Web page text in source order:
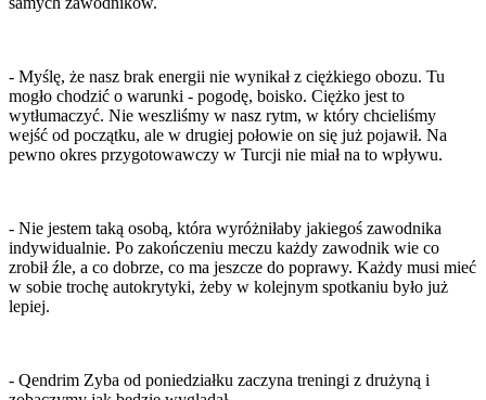
- Myślę, że nasz brak energii nie wynikał z ciężkiego obozu. Tu
mogło chodzić o warunki - pogodę, boisko. Ciężko jest to
wytłumaczyć. Nie weszliśmy w nasz rytm, w który chcieliśmy
wejść od początku, ale w drugiej połowie on się już pojawił. Na
pewno okres przygotowawczy w Turcji nie miał na to wpływu.
- Nie jestem taką osobą, która wyróżniłaby jakiegoś zawodnika
indywidualnie. Po zakończeniu meczu każdy zawodnik wie co
zrobił źle, a co dobrze, co ma jeszcze do poprawy. Każdy musi mieć
w sobie trochę autokrytyki, żeby w kolejnym spotkaniu było już
lepiej.
- Qendrim Zyba od poniedziałku zaczyna treningi z drużyną i